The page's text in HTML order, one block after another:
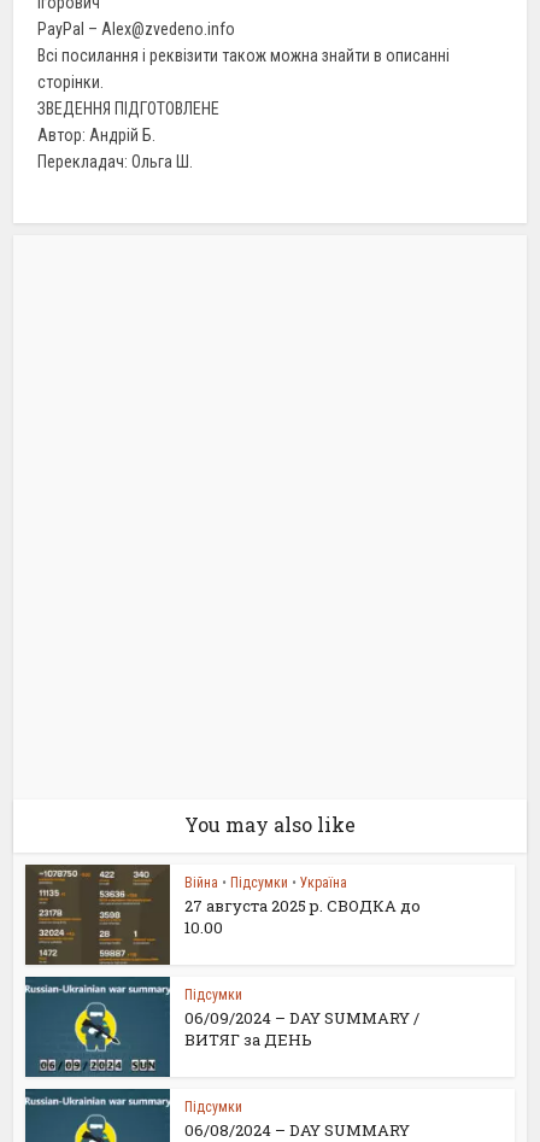
PayPal – Alex@zvedeno.info
Всі посилання і реквізити також можна знайти в описанні
сторінки.
ЗВЕДЕННЯ ПІДГОТОВЛЕНЕ
Автор: Андрій Б.
Перекладач: Ольга Ш.
You may also like
Війна • Підсумки • Україна
27 августа 2025 р. СВОДКА до
10.00
Підсумки
06/09/2024 – DAY SUMMARY /
ВИТЯГ за ДЕНЬ
Підсумки
06/08/2024 – DAY SUMMARY